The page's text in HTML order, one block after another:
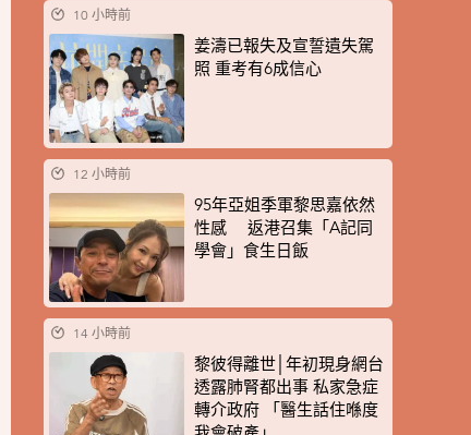
10 小時前
姜濤已報失及宣誓遺失駕
照 重考有6成信心
12 小時前
95年亞姐季軍黎思嘉依然
性感 返港召集「A記同
學會」食生日飯
14 小時前
黎彼得離世│年初現身網台
透露肺腎都出事 私家急症
轉介政府 「醫生話住喺度